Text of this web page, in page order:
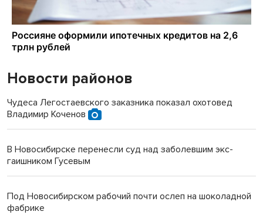
Новости районов
Чудеса Легостаевского заказника показал охотовед
Владимир Коченов
В Новосибирске перенесли суд над заболевшим экс-
гаишником Гусевым
Под Новосибирском рабочий почти ослеп на шоколадной
фабрике